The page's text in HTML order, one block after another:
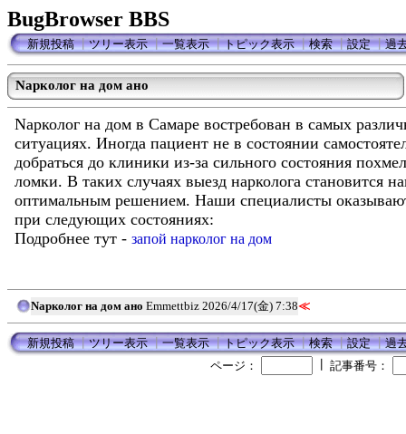
BugBrowser BBS
新規投稿┃ツリー表示┃一覧表示┃トピック表示┃検索┃設定┃過
Nарколог на дом ано
Nарколог на дом в Самаре востребован в самых
ситуациях. Иногда пациент не в состоянии
добраться до клиники из-за сильного состояния
ломки. В таких случаях выезд нарколога становится
оптимальным решением. Наши специалисты
при следующих состояниях:
Подробнее тут - запой нарколог на дом
Nарколог на дом ано Emmettbiz 2026/4/17(金) 7:38≪
新規投稿┃ツリー表示┃一覧表示┃トピック表示┃検索┃設定┃過
ページ：
記事番号：